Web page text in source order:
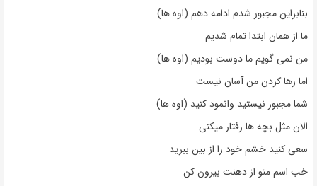
بنابراین مجبور شدم ادامه دهم (اوه ها)
ما از همان ابتدا تمام شدیم
من نمی گویم ما دوست بودیم (اوه ها)
اما رها کردن من آسان نیست
شما مجبور نیستید وانمود کنید (اوه ها)
الان مثل بچه ها رفتار میکنی
سعی کنید خشم خود را از بین ببرید
خب اسم منو از دهنت بیرون کن